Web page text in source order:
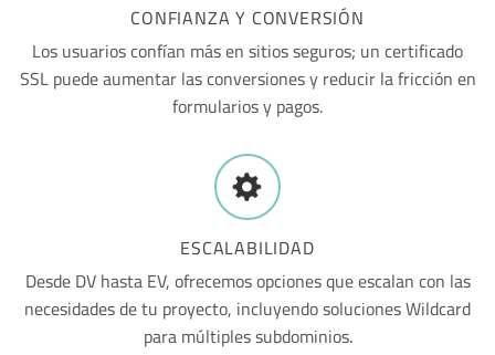
CONFIANZA Y CONVERSIÓN
Los usuarios confían más en sitios seguros; un certificado
SSL puede aumentar las conversiones y reducir la fricción en
formularios y pagos.
ESCALABILIDAD
Desde DV hasta EV, ofrecemos opciones que escalan con las
necesidades de tu proyecto, incluyendo soluciones Wildcard
para múltiples subdominios.